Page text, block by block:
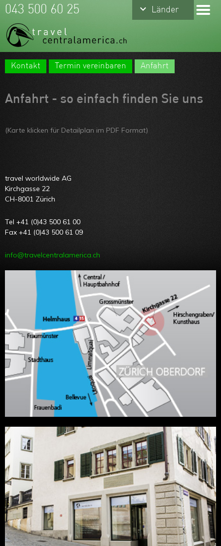
Meine Favoriten
Team
Feedbacks
keyboard_arrow_down Länder
Panama
Nicaragua
keyboard_arrow_down Länder
043 500 60 25
Kontakt Termin vereinbaren Anfahrt
Anfahrt - so einfach finden Sie uns
(Karte klicken für Detailplan im PDF Format)
travel worldwide AG
Kirchgasse 22
CH-8001 Zürich
Tel +41 (0)43 500 61 00
Fax +41 (0)43 500 61 09
info@travelcentralamerica.ch